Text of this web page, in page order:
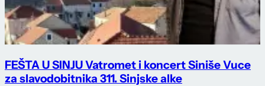
FEŠTA U SINJU Vatromet i koncert Siniše Vuce
za slavodobitnika 311. Sinjske alke